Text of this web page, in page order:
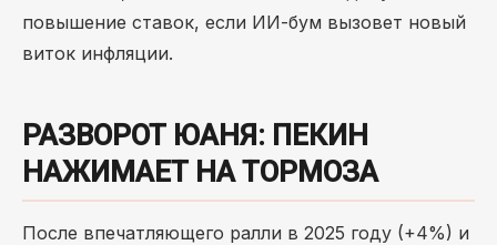
повышение ставок, если ИИ-бум вызовет новый
виток инфляции.
РАЗВОРОТ ЮАНЯ: ПЕКИН
НАЖИМАЕТ НА ТОРМОЗА
После впечатляющего ралли в 2025 году (+4%) и